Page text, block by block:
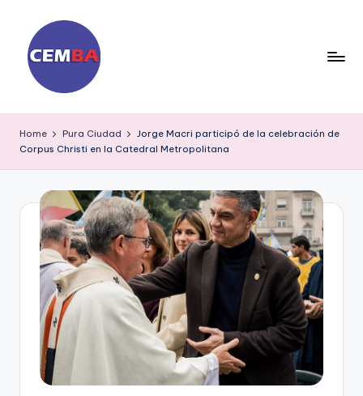
content
ia
ri
C
E
M
B
A
Home Pura Ciudad
Jorge Macri participó de la celebración de
Corpus Christi en la Catedral Metropolitana